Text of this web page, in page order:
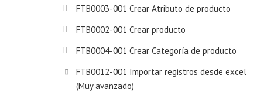
FTB0003-001 Crear Atributo de producto
FTB0002-001 Crear producto
FTB0004-001 Crear Categoría de producto
FTB0012-001 Importar registros desde excel
(Muy avanzado)